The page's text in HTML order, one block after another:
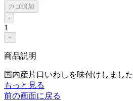
カゴ追加
-
1
+
商品説明
国内産片口いわしを味付けしました
もっと見る
前の画面に戻る